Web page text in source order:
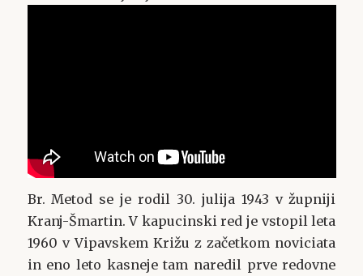
Br. Metod se je rodil 30. julija 1943 v župniji
Kranj-Šmartin. V kapucinski red je vstopil leta
1960 v Vipavskem Križu z začetkom noviciata
in eno leto kasneje tam naredil prve redovne